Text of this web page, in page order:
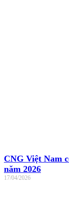
CNG Việt Nam
năm 2026
17/04/2026